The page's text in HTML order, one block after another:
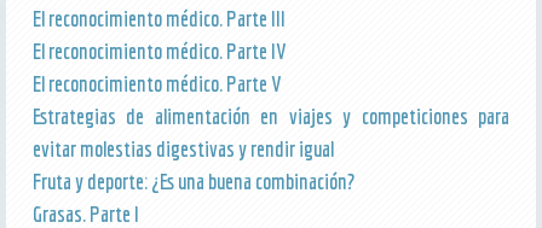
El reconocimiento médico. Parte III
El reconocimiento médico. Parte IV
El reconocimiento médico. Parte V
Estrategias de alimentación en viajes y competiciones para
evitar molestias digestivas y rendir igual
Fruta y deporte: ¿Es una buena combinación?
Grasas. Parte I